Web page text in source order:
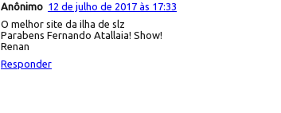
Anônimo 12 de julho de 2017 às 17:33
O melhor site da ilha de slz
Parabens Fernando Atallaia! Show!
Renan
Responder